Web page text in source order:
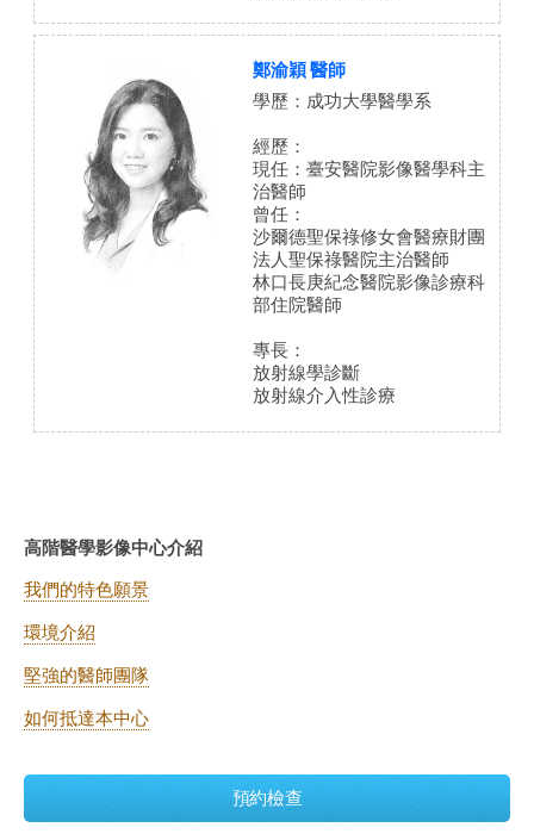
鄭渝穎 醫師
學歷：成功大學醫學系
經歷：
現任：臺安醫院影像醫學科主
治醫師
曾任：
沙爾德聖保祿修女會醫療財團
法人聖保祿醫院主治醫師
林口長庚紀念醫院影像診療科
部住院醫師
專長：
放射線學診斷
放射線介入性診療
高階醫學影像中心介紹
我們的特色願景
環境介紹
堅強的醫師團隊
如何抵達本中心
預約檢查